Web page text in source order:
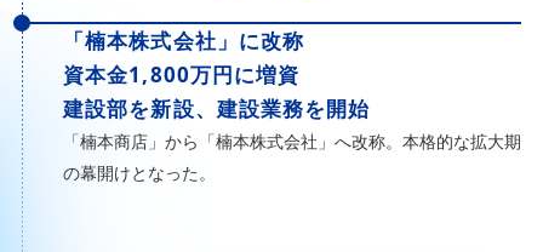
「楠本株式会社」に改称
資本金1,800万円に増資
建設部を新設、建設業務を開始
「楠本商店」から「楠本株式会社」へ改称。本格的な拡大期
の幕開けとなった。